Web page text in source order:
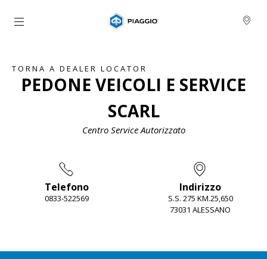
Vai al contenuto principale
TORNA A DEALER LOCATOR
PEDONE VEICOLI E SERVICE
SCARL
Centro Service Autorizzato
Telefono
0833-522569
Indirizzo
S.S. 275 KM.25,650
73031 ALESSANO